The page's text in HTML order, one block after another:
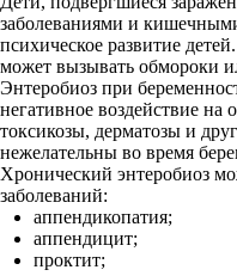
заболеваниями и
психическое развитие
может вызывать обмороки
Энтеробиоз при
негативное воздействие на
токсикозы, дерматозы и
нежелательны во время
Хронический энтеробиоз
заболеваний:
аппендикопатия;
аппендицит;
проктит;